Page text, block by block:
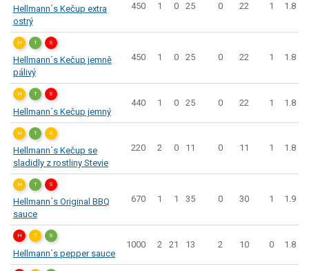
Hellmann´s Kečup extra
ostrý
450 1 0 25 0 22 1 1.8
H T S
Hellmann´s Kečup jemně
pálivý
450 1 0 25 0 22 1 1.8
H T S
Hellmann´s Kečup jemný
440 1 0 25 0 22 1 1.8
H T S
Hellmann´s Kečup se
sladidly z rostliny Stevie
220 2 0 11 0 11 1 1.8
H T S
Hellmann´s Original BBQ
sauce
670 1 1 35 0 30 1 1.9
H T S
Hellmann´s pepper sauce
1000 2 21 13 2 10 0 1.8